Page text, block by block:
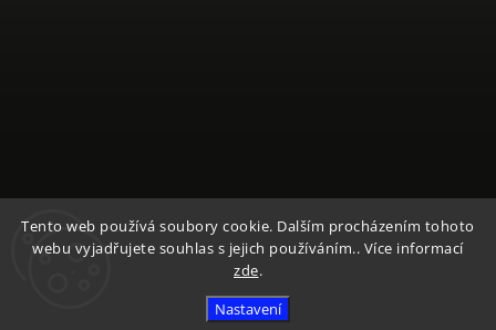
Tento web používá soubory cookie. Dalším procházením tohoto
webu vyjadřujete souhlas s jejich používáním.. Více informací
zde.
Nastavení
Sledovat na Instagramu
vyhrazena.